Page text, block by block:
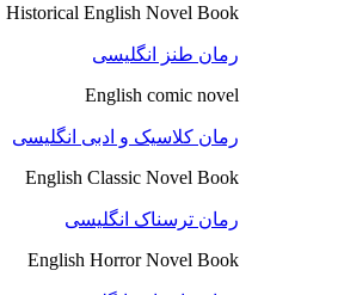
Historical English Novel Book
رمان طنز انگلیسی
English comic novel
رمان کلاسیک و ادبی انگلیسی
English Classic Novel Book
رمان ترسناک انگلیسی
English Horror Novel Book